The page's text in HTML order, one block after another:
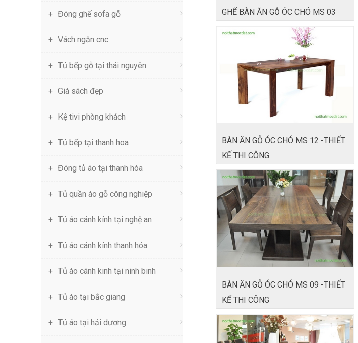
GHẾ BÀN ĂN GỖ ÓC CHÓ MS 03
BÀN ĂN GỖ ÓC CHÓ MS 12 -THIẾT
KẾ THI CÔNG
BÀN ĂN GỖ ÓC CHÓ MS 09 -THIẾT
KẾ THI CÔNG
Đóng ghế sofa gỗ
Vách ngăn cnc
Tủ bếp gỗ tại thái nguyên
Giá sách đẹp
Kệ tivi phòng khách
Tủ bếp tại thanh hoa
Đóng tủ áo tại thanh hóa
Tủ quần áo gỗ công nghiệp
Tủ áo cánh kính tại nghệ an
Tủ áo cánh kính thanh hóa
Tủ áo cánh kinh tại ninh binh
Tủ áo tại bắc giang
Tủ áo tại hải dương